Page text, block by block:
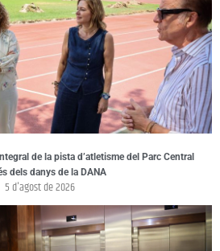
de la pista d’atletisme del Parc Central
dels danys de la DANA
5 d'agost de 2026